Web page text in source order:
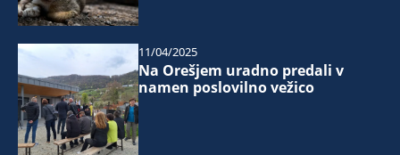
Na Orešjem uradno predali v
namen poslovilno vežico
11/04/2025